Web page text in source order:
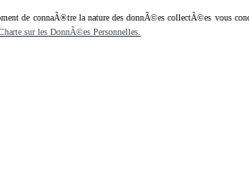
connaÃ®tre la nature des donnÃ©es collectÃ©es vous
sur les DonnÃ©es Personnelles.